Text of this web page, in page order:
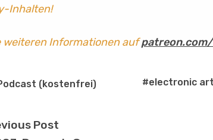
Inhalten!
weiteren Informationen auf
(kostenfrei) #electronic
Post